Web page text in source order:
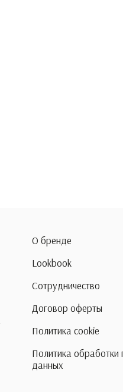
О бренде
Lookbook
Сотрудничество
Договор оферты
Политика cookie
Политика обработки
данных